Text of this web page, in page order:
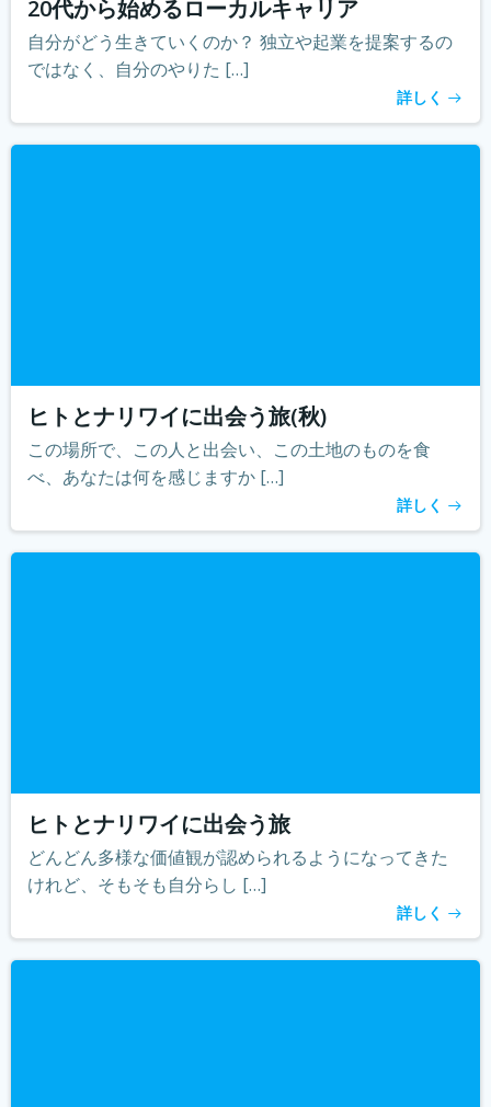
20代から始めるローカルキャリア
自分がどう生きていくのか？ 独立や起業を提案するの
ではなく、自分のやりた […]
詳しく
ヒトとナリワイに出会う旅(秋)
この場所で、この人と出会い、この土地のものを食
べ、あなたは何を感じますか […]
詳しく
ヒトとナリワイに出会う旅
どんどん多様な価値観が認められるようになってきた
けれど、そもそも自分らし […]
詳しく